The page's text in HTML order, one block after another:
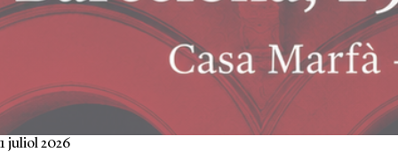
1 juliol 2026